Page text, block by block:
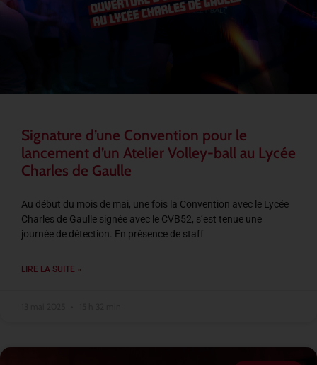
Signature d’une Convention pour le
lancement d’un Atelier Volley-ball au Lycée
Charles de Gaulle
Au début du mois de mai, une fois la Convention avec le Lycée
Charles de Gaulle signée avec le CVB52, s’est tenue une
journée de détection. En présence de staff
LIRE LA SUITE »